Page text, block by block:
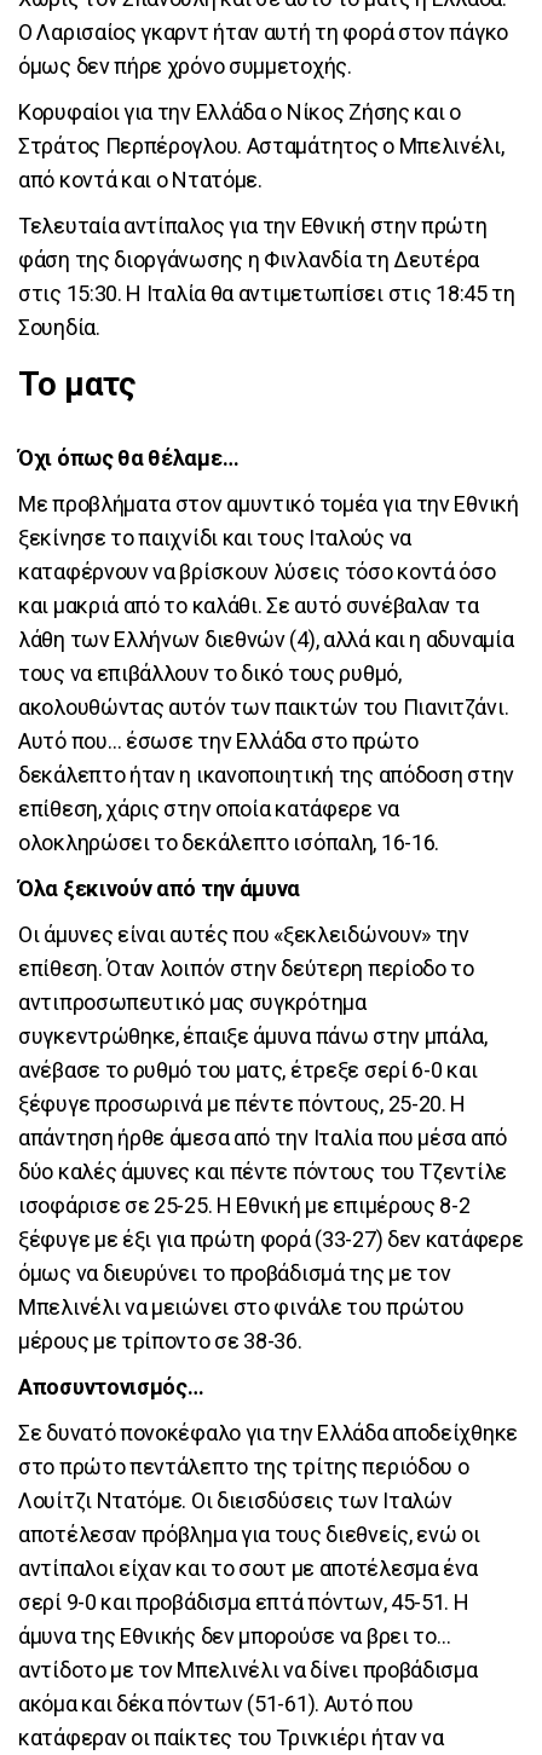
Ο Λαρισαίος γκαρντ ήταν αυτή τη φορά στον πάγκο
όμως δεν πήρε χρόνο συμμετοχής.
Κορυφαίοι για την Ελλάδα ο Νίκος Ζήσης και ο
Στράτος Περπέρογλου. Ασταμάτητος ο Μπελινέλι,
από κοντά και ο Ντατόμε.
Τελευταία αντίπαλος για την Εθνική στην πρώτη
φάση της διοργάνωσης η Φινλανδία τη Δευτέρα
στις 15:30. Η Ιταλία θα αντιμετωπίσει στις 18:45 τη
Σουηδία.
Το ματς
Όχι όπως θα θέλαμε…
Με προβλήματα στον αμυντικό τομέα για την Εθνική
ξεκίνησε το παιχνίδι και τους Ιταλούς να
καταφέρνουν να βρίσκουν λύσεις τόσο κοντά όσο
και μακριά από το καλάθι. Σε αυτό συνέβαλαν τα
λάθη των Ελλήνων διεθνών (4), αλλά και η αδυναμία
τους να επιβάλλουν το δικό τους ρυθμό,
ακολουθώντας αυτόν των παικτών του Πιανιτζάνι.
Αυτό που… έσωσε την Ελλάδα στο πρώτο
δεκάλεπτο ήταν η ικανοποιητική της απόδοση στην
επίθεση, χάρις στην οποία κατάφερε να
ολοκληρώσει το δεκάλεπτο ισόπαλη, 16-16.
Όλα ξεκινούν από την άμυνα
Οι άμυνες είναι αυτές που «ξεκλειδώνουν» την
επίθεση. Όταν λοιπόν στην δεύτερη περίοδο το
αντιπροσωπευτικό μας συγκρότημα
συγκεντρώθηκε, έπαιξε άμυνα πάνω στην μπάλα,
ανέβασε το ρυθμό του ματς, έτρεξε σερί 6-0 και
ξέφυγε προσωρινά με πέντε πόντους, 25-20. Η
απάντηση ήρθε άμεσα από την Ιταλία που μέσα από
δύο καλές άμυνες και πέντε πόντους του Τζεντίλε
ισοφάρισε σε 25-25. Η Εθνική με επιμέρους 8-2
ξέφυγε με έξι για πρώτη φορά (33-27) δεν κατάφερε
όμως να διευρύνει το προβάδισμά της με τον
Μπελινέλι να μειώνει στο φινάλε του πρώτου
μέρους με τρίποντο σε 38-36.
Αποσυντονισμός…
Σε δυνατό πονοκέφαλο για την Ελλάδα αποδείχθηκε
στο πρώτο πεντάλεπτο της τρίτης περιόδου ο
Λουίτζι Ντατόμε. Οι διεισδύσεις των Ιταλών
αποτέλεσαν πρόβλημα για τους διεθνείς, ενώ οι
αντίπαλοι είχαν και το σουτ με αποτέλεσμα ένα
σερί 9-0 και προβάδισμα επτά πόντων, 45-51. Η
άμυνα της Εθνικής δεν μπορούσε να βρει το…
αντίδοτο με τον Μπελινέλι να δίνει προβάδισμα
ακόμα και δέκα πόντων (51-61). Αυτό που
κατάφεραν οι παίκτες του Τρινκιέρι ήταν να